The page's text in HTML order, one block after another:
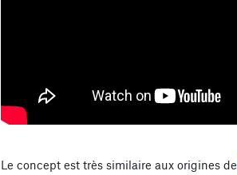
Le concept est très similaire aux origines de